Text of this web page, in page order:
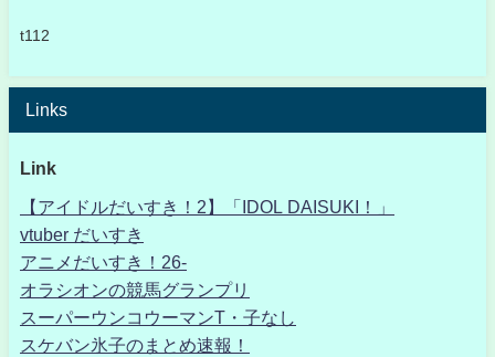
t112
Links
Link
【アイドルだいすき！2】「IDOL DAISUKI！」
vtuber だいすき
アニメだいすき！26-
オラシオンの競馬グランプリ
スーパーウンコウーマンT・子なし
スケバン氷子のまとめ速報！